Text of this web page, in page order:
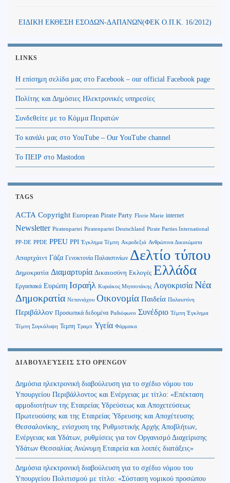
ΕΙΔΙΚΗ ΕΚΘΕΣΗ ΕΣΟΔΩΝ-ΔΑΠΑΝΩΝ(ΦΕΚ Ο.Π.Κ. 16/2012)
LINKS
Η επίσημη σελίδα μας στο Facebook – our official Facebook page
Πολίτης και Δημόσιες Ηλεκτρονικές υπηρεσίες
Συνδεθείτε με το Κόμμα Πειρατών
Το κανάλι μας στο YouTube – Our YouTube channel
Το ΠΕΙΡ στο Mastodon
TAGS
ACTA Copyright European Pirate Party Florie Marie internet
Newsletter Piratenpartei Piratenpartei Deutschland Pirate Parties International
PP-DE PPDE PPEU PPI Έγκλημα Τέμπη Ακροδεξιά Ανθρώπινα Δικαιώματα
Απαρτχάιντ Γάζα Γενοκτονία Παλαιστινίων Δελτίο τύπου
Δημοκρατία Διαμαρτυρία Δικαιοσύνη Εκλογές Ελλάδα
Εργασιακά Ευρώπη Ισραήλ Κυριάκος Μητσοτάκης Λογοκρισία Νέα
Δημοκρατία Νετανιάχου Οικονομία Παιδεία Παλαιστίνη
Περιβάλλον Προσωπικά δεδομένα Ραδιόφωνο Συνέδριο Τέμπη Έγκλημα
Τέμπη Συγκάλυψη Τεμπη Τραμπ Υγεία Φάρμακα
ΔΙΑΒΟΥΛΕΎΣΕΙΣ ΣΤΟ OPENGOV
Δημόσια ηλεκτρονική διαβούλευση για το σχέδιο νόμου του
Υπουργείου Περιβάλλοντος και Ενέργειας με τίτλο: «Επέκταση
αρμοδιοτήτων της Εταιρείας Υδρεύσεως και Αποχετεύσεως
Πρωτευούσης και της Εταιρείας Ύδρευσης και Αποχέτευσης
Θεσσαλονίκης, ενίσχυση της Ρυθμιστικής Αρχής Αποβλήτων,
Ενέργειας και Υδάτων, ρυθμίσεις για τον Οργανισμό Διαχείρισης
Υδάτων Θεσσαλίας Ανώνυμη Εταιρεία και λοιπές διατάξεις»
Δημόσια ηλεκτρονική διαβούλευση για το σχέδιο νόμου του
Υπουργείου Πολιτισμού με τίτλο: «Σύσταση νομικού προσώπου